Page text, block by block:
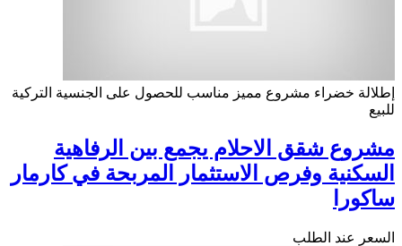
إطلالة خضراء مشروع مميز مناسب للحصول على الجنسية التركية
للبيع
مشروع شقق الاحلام يجمع بين الرفاهية
السكنية وفرص الاستثمار المربحة في كارمار
ساكورا
السعر عند الطلب